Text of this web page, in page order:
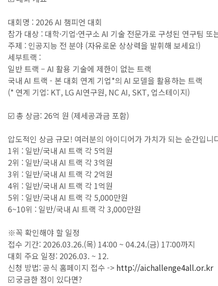
대회명 : 2026 AI 챔피언 대회
참가 대상 : 대학·기업·연구소 AI 기술 전문가로 구성된 연구팀 또
주제 : 인공지능 전 분야 (자유로운 상상력을 발휘해 보세요!)
세부트랙 :
일반 트랙 – AI 활용 기술에 제한이 없는 트랙
국내 AI 트랙 - 본 대회 연계 기업*의 AI 모델을 활용하는 트랙
(* 연계 기업: KT, LG AI연구원, NC AI, SKT, 업스테이지)
☑️ 총 상금: 26억 원 (제세공과금 포함)
압도적인 상금 규모! 여러분의 아이디어가 가치가 되는 순간입니
1위 : 일반/국내 AI 트랙 각 5억원
2위 : 일반/국내 AI 트랙 각 3억원
3위 : 일반/국내 AI 트랙 각 2억원
4위 : 일반/국내 AI 트랙 각 1억원
5위 : 일반/국내 AI 트랙 각 5,000만원
6~10위 : 일반/국내 AI 트랙 각 3,000만원
※꼭 확인해야 할 일정
접수 기간: 2026.03.26.(목) 14:00 ~ 04.24.(금) 17:00까지
대회 주요 일정: 2026.03. ~ 12.
신청 방법: 공식 홈페이지 접수 -> http://aichallenge4all.or.kr
☑️ 궁금한 점이 있다면?